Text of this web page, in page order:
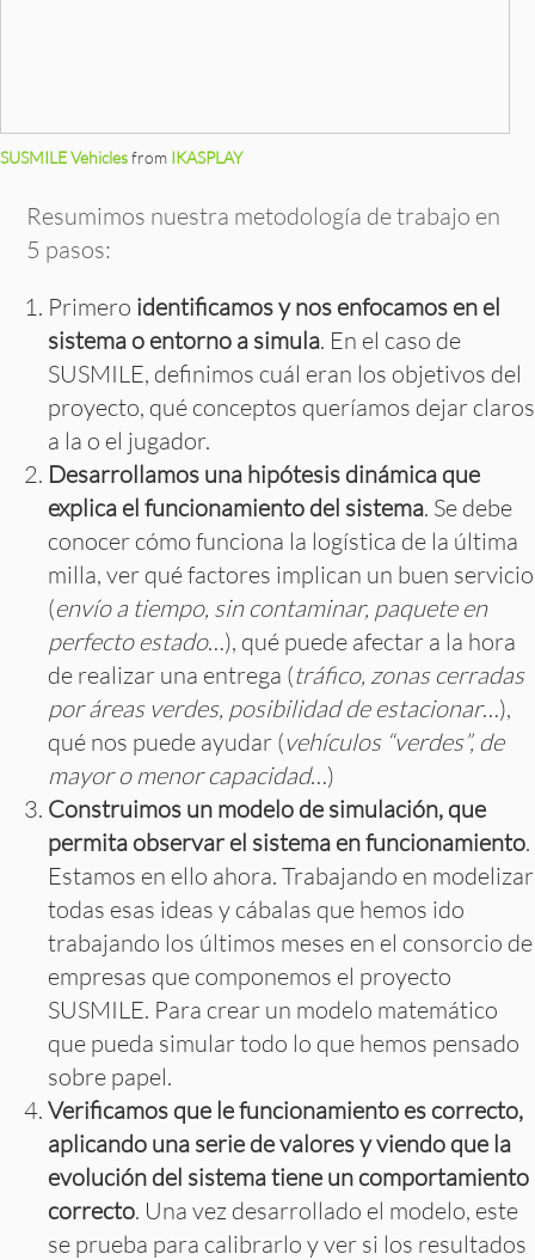
SUSMILE Vehiclesfrom IKASPLAY
Resumimos nuestra metodología de trabajo en
5 pasos:
Primero identificamos y nos enfocamos en el
sistema o entorno a simula. En el caso de
SUSMILE, definimos cuál eran los objetivos del
proyecto, qué conceptos queríamos dejar claros
a la o el jugador.
Desarrollamos una hipótesis dinámica que
explica el funcionamiento del sistema. Se debe
conocer cómo funciona la logística de la última
milla, ver qué factores implican un buen servicio
(envío a tiempo, sin contaminar, paquete en
perfecto estado…), qué puede afectar a la hora
de realizar una entrega (tráfico, zonas cerradas
por áreas verdes, posibilidad de estacionar…),
qué nos puede ayudar (vehículos “verdes”, de
mayor o menor capacidad…)
Construimos un modelo de simulación, que
permita observar el sistema en funcionamiento.
Estamos en ello ahora. Trabajando en modelizar
todas esas ideas y cábalas que hemos ido
trabajando los últimos meses en el consorcio de
empresas que componemos el proyecto
SUSMILE. Para crear un modelo matemático
que pueda simular todo lo que hemos pensado
sobre papel.
Verificamos que le funcionamiento es correcto,
aplicando una serie de valores y viendo que la
evolución del sistema tiene un comportamiento
correcto. Una vez desarrollado el modelo, este
se prueba para calibrarlo y ver si los resultados